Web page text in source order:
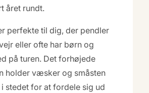
året rundt.
perfekte til dig, der pendler
eller ofte har børn og
på turen. Det forhøjede
holder væsker og småsten
i stedet for at fordele sig ud